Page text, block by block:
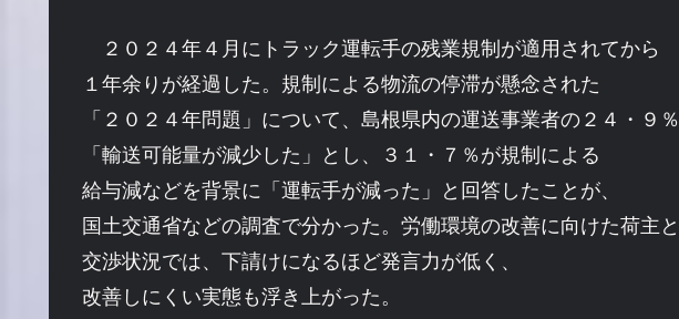
２０２４年４月にトラック運転手の残業規制が適用されてから
１年余りが経過した。規制による物流の停滞が懸念された
「２０２４年問題」について、島根県内の運送事業者の２４・９
「輸送可能量が減少した」とし、３１・７％が規制による
給与減などを背景に「運転手が減った」と回答したことが、
国土交通省などの調査で分かった。労働環境の改善に向けた荷主
交渉状況では、下請けになるほど発言力が低く、
改善しにくい実態も浮き上がった。